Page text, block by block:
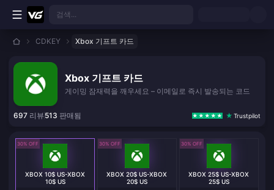
본문으로 바로가기
검색...
CDKEY Xbox 기프트 카드
Xbox 기프트 카드
게이밍 잠재력을 깨우세요 – 이메일로 즉시 발송되는 코드
697 리뷰 513 판매됨 Trustpilot
30% OFF
XBOX 10$ US-XBOX
10$ US
30% OFF
XBOX 20$ US-XBOX
20$ US
30% OFF
XBOX 25$ US-XBOX
25$ US